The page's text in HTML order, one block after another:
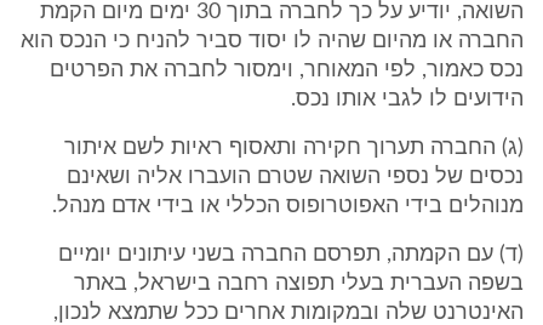
השואה, יודיע על כך לחברה בתוך 30 ימים מיום הקמת
החברה או מהיום שהיה לו יסוד סביר להניח כי הנכס הוא
נכס כאמור, לפי המאוחר, וימסור לחברה את הפרטים
הידועים לו לגבי אותו נכס.
(ג) החברה תערוך חקירה ותאסוף ראיות לשם איתור
נכסים של נספי השואה שטרם הועברו אליה ושאינם
מנוהלים בידי האפוטרופוס הכללי או בידי אדם מנהל.
(ד) עם הקמתה, תפרסם החברה בשני עיתונים יומיים
בשפה העברית בעלי תפוצה רחבה בישראל, באתר
האינטרנט שלה ובמקומות אחרים ככל שתמצא לנכון,